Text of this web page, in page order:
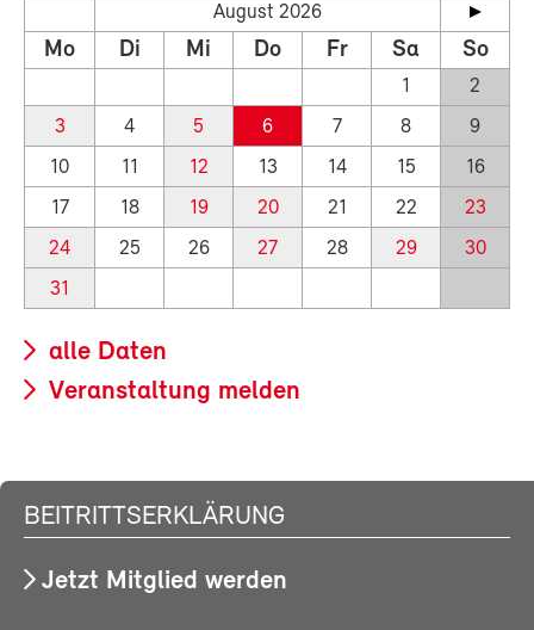
August 2026
Mo Di Mi Do Fr Sa So
1
2
3
4 5 6 7 8
9
10
11 12 13 14 15
16
17
18 19 20 21 22
23
24
25 26 27 28 29
30
31
alle Daten
Veranstaltung melden
BEITRITTSERKLÄRUNG
Jetzt Mitglied werden